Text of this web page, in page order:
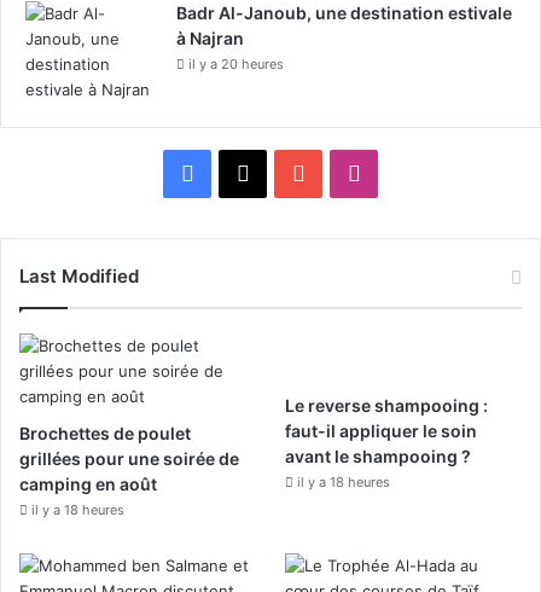
Badr Al-Janoub, une destination estivale
à Najran
il y a 20 heures
e
b
o
T
b
e
t
g
r
m
Last Modified
Brochettes de poulet
grillées pour une soirée de
camping en août
il y a 18 heures
Le reverse shampooing :
faut-il appliquer le soin
avant le shampooing ?
il y a 18 heures